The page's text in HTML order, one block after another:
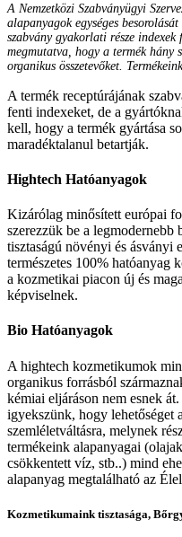
A Nemzetközi Szabványügyi
alapanyagok egységes
szabvány gyakorlati része
megmutatva, hogy a termék hány
organikus összetevőket.
A termék receptúrájának
fenti indexeket, de a
kell, hogy a termék gyártása
maradéktalanul betartják.
Hightech Hatóanyagok
Kizárólag minősített európai
szerezzük be a
tisztaságú növényi és ásványi
természetes 100% hatóanyag
a kozmetikai piacon új és
képviselnek.
Bio Hatóanyagok
A hightech kozmetikumok
organikus forrásból
kémiai eljáráson nem esnek
igyekszünk, hogy lehetőséget
szemléletváltásra, melynek
termékeink alapanyagai
csökkentett víz, stb..) mind
alapanyag megtalálható az
Kozmetikumaink tisztasága,